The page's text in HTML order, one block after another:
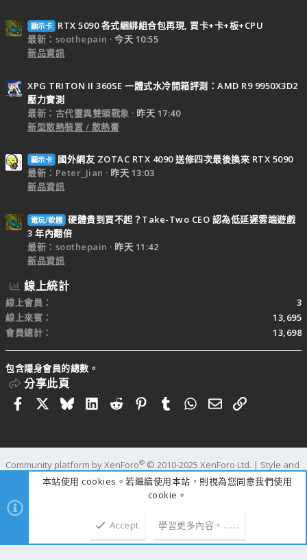
顯示卡
RTX 5090 各式綑綁組合包再現, 買卡+卡+板+CPU
最新：soothepain
今天 10:55
新品資訊
XPG TRITON II 360SE 一體式水冷開箱評測：AMD R9 9950X3D2
壓力實測
最新：古代靈異雙頭戰象
昨天 17:40
新型散熱裝置 / 散熱膏
顯示卡
國外網友 ZOTAC RTX 4090 送修四次最後換來 RTX 5090
最新：Peter_Jian
昨天 13:03
新品資訊
電玩/軟體 硬體貴到買不起？Take-Two CEO 認為低延遲雲端遊戲
3 年內翻倍
最新：soothepain
昨天 11:42
新品資訊
線上統計
線上會員
3
線上來賓
13,695
會員總計
13,698
包含隱身會員的總數。
分享此頁
FacebookBlueskyLinkedIn
RedditPinterestTumblrWhatsApp
電子郵件
連結
Community platform by XenForo® © 2010-2025 XenForo Ltd. | Style and
add-ons by ThemeHouse
時間 1.2009s
本站使用 cookies。若繼續使用本站，則視為您同意我們使用
cookie。
Accept 學習更多內容。……